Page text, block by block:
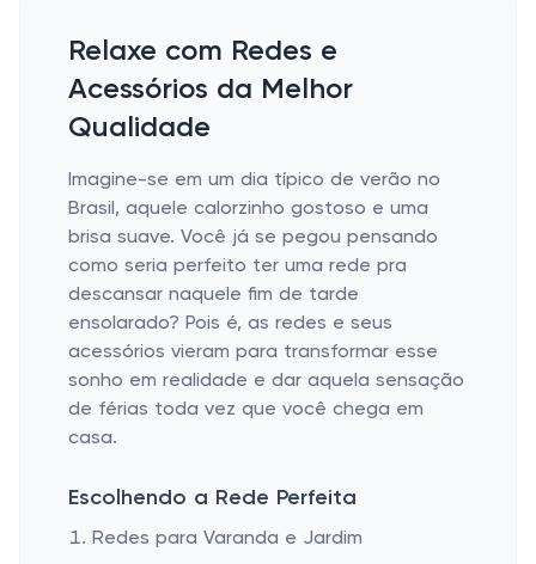
Relaxe com Redes e
Acessórios da Melhor
Qualidade
Imagine-se em um dia típico de verão no
Brasil, aquele calorzinho gostoso e uma
brisa suave. Você já se pegou pensando
como seria perfeito ter uma rede pra
descansar naquele fim de tarde
ensolarado? Pois é, as redes e seus
acessórios vieram para transformar esse
sonho em realidade e dar aquela sensação
de férias toda vez que você chega em
casa.
Escolhendo a Rede Perfeita
Redes para Varanda e Jardim